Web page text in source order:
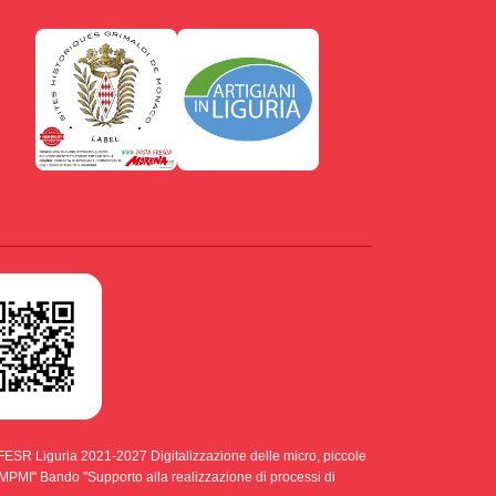
Liguria 2021-2027 Digitalizzazione delle micro, piccole
Bando "Supporto alla realizzazione di processi di